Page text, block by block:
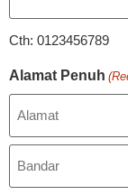
Cth: 0123456789
Alamat Penuh